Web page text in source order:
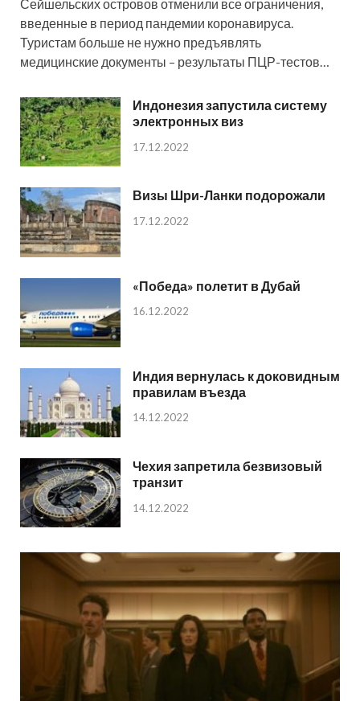
Сейшельских островов отменили все ограничения,
введенные в период пандемии коронавируса.
Туристам больше не нужно предъявлять
медицинские документы – результаты ПЦР-тестов…
Индонезия запустила систему
электронных виз
17.12.2022
Визы Шри-Ланки подорожали
17.12.2022
«Победа» полетит в Дубай
16.12.2022
Индия вернулась к доковидным
правилам въезда
14.12.2022
Чехия запретила безвизовый
транзит
14.12.2022